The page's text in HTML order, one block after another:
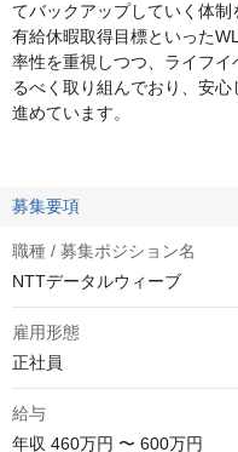
てバックアップしていく体制
有給休暇取得目標といった
率性を重視しつつ、ライフ
るべく取り組んでおり、安
進めています。
募集要項
職種 / 募集ポジション名
NTTデータルウィーブ
雇用形態
正社員
給与
年収 460万円 〜 600万円